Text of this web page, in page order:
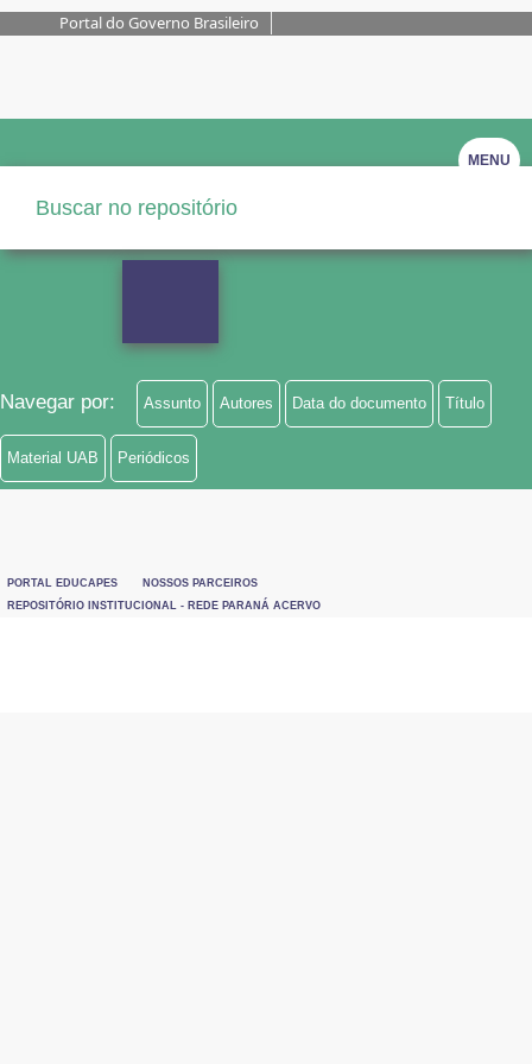
Portal do Governo Brasileiro
MENU
Navegar por: Assunto Autores Data do documento Título
Material UAB Periódicos
PORTAL EDUCAPES
NOSSOS PARCEIROS
REPOSITÓRIO INSTITUCIONAL - REDE PARANÁ ACERVO